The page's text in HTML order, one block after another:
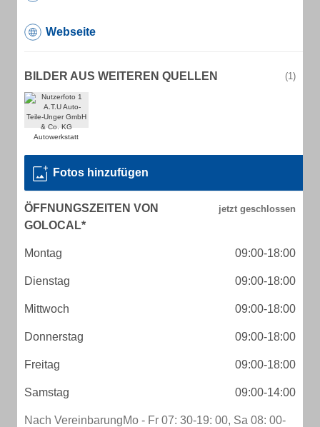
Webseite
BILDER AUS WEITEREN QUELLEN (1)
Fotos hinzufügen
ÖFFNUNGSZEITEN VON
GOLOCAL*
Montag 09:00-18:00
Dienstag 09:00-18:00
Mittwoch 09:00-18:00
Donnerstag 09:00-18:00
Freitag 09:00-18:00
Samstag 09:00-14:00
Nach VereinbarungMo - Fr 07: 30-19: 00, Sa 08: 00-